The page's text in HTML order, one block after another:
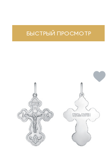
БЫСТРЫЙ ПРОСМОТР